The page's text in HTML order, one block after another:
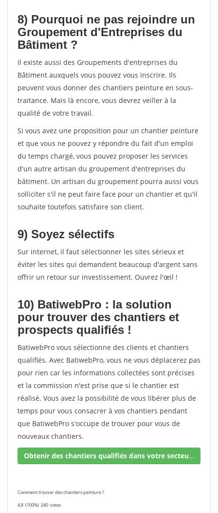
8) Pourquoi ne pas rejoindre un
Groupement d'Entreprises du
Bâtiment ?
Il existe aussi des Groupements d'entreprises du
Bâtiment auxquels vous pouvez vous inscrire. Ils
peuvent vous donner des chantiers peinture en sous-
traitance. Mais là encore, vous devrez veiller à la
qualité de votre travail.
Si vous avez une proposition pour un chantier peinture
et que vous ne pouvez y répondre du fait d'un emploi
du temps chargé, vous pouvez proposer les services
d'un autre artisan du groupement d'entreprises du
bâtiment. Un artisan du groupement pourra aussi vous
solliciter s'il ne peut faire face pour un chantier et qu'il
souhaite toutefois satisfaire son client.
9) Soyez sélectifs
Sur internet, il faut sélectionner les sites sérieux et
éviter les sites qui demandent beaucoup d'argent sans
offrir un retour sur investissement. Ouvrez l'œil !
10) BatiwebPro : la solution
pour trouver des chantiers et
prospects qualifiés !
BatiwebPro vous sélectionne des clients et chantiers
qualifiés. Avec BatiwebPro, vous ne vous déplacerez pas
pour rien car les informations collectées sont précises
et la commission n'est prise que si le chantier est
réalisé. Vous avez la possibilité de vous libérer plus de
temps pour vous consacrer à vos chantiers pendant
que BatiwebPro s'occupe de trouver pour vous de
nouveaux chantiers.
Obtenir des chantiers qualifiés dans votre secteur !
Comment trouver des chantiers peinture ?
4,8 (100%) 240 votes